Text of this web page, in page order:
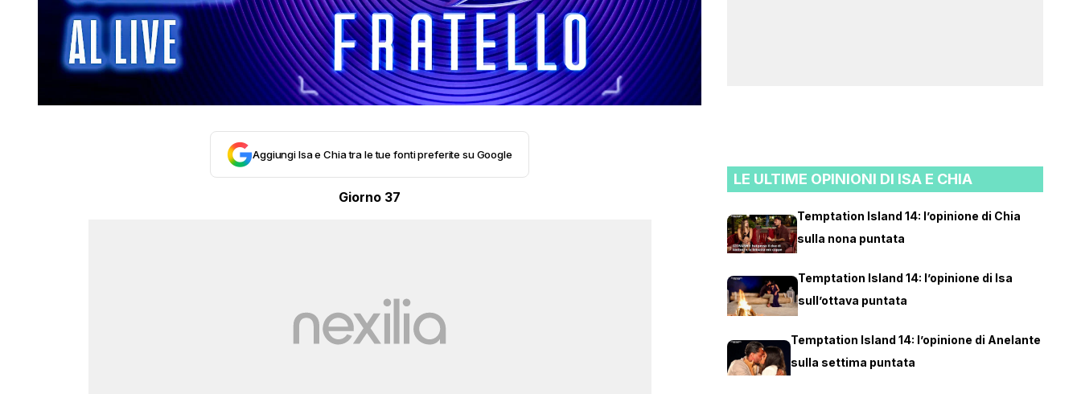
Aggiungi Isa e Chia tra le tue fonti preferite su Google
Giorno 37
LE ULTIME OPINIONI DI ISA E CHIA
Temptation Island 14: l’opinione di Chia
sulla nona puntata
Temptation Island 14: l’opinione di Isa
sull’ottava puntata
Temptation Island 14: l’opinione di Anelante
sulla settima puntata